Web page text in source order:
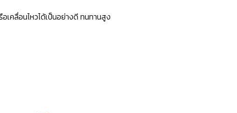
คลื่อนไหวได้เป็นอย่างดี ทนทานสูง